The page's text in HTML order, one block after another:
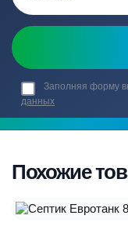
Заполняя форму
данных
Похожие